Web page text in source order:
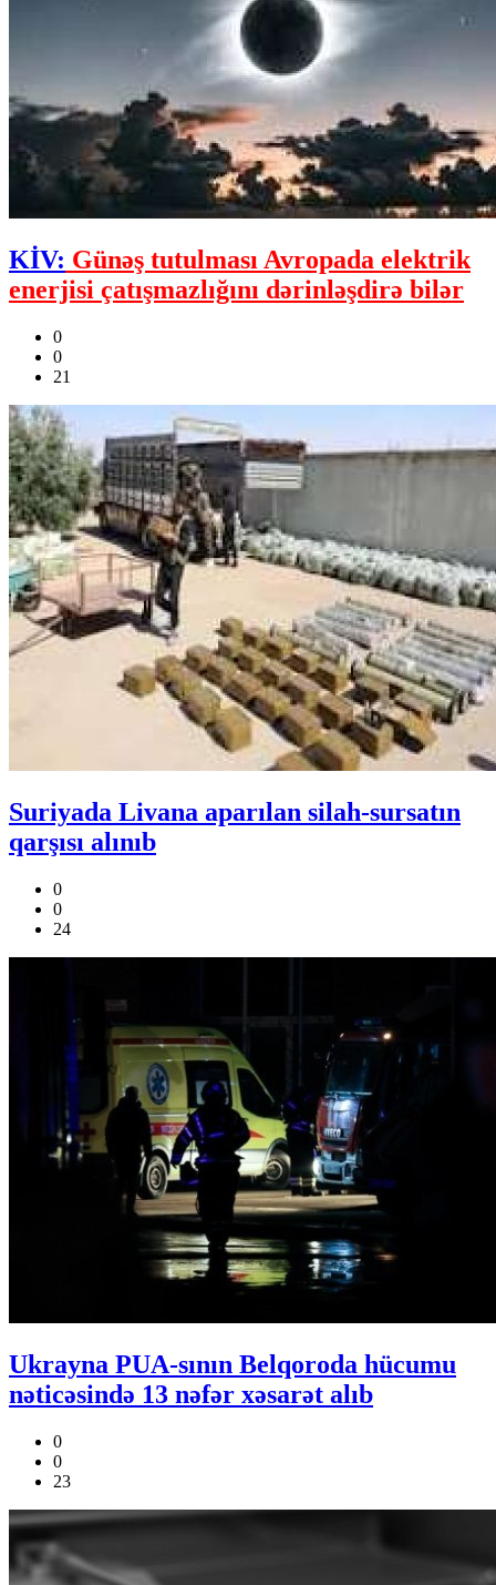
KİV: Günəş tutulması Avropada elektrik
enerjisi çatışmazlığını dərinləşdirə bilər
0
0
21
Suriyada Livana aparılan silah-sursatın
qarşısı alınıb
0
0
24
Ukrayna PUA-sının Belqoroda hücumu
nəticəsində 13 nəfər xəsarət alıb
0
0
23